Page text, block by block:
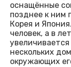
оснащённые
позднее к ним
Корея и
человек, а в
нескольких
окружающих